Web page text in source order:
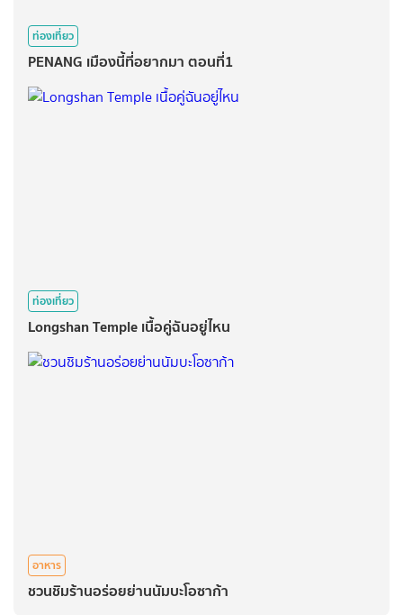
ท่องเที่ยว
PENANG เมืองนี้ที่อยากมา ตอนที่1
ท่องเที่ยว
Longshan Temple เนื้อคู่ฉันอยู่ไหน
อาหาร
ชวนชิมร้านอร่อยย่านนัมบะโอซาก้า